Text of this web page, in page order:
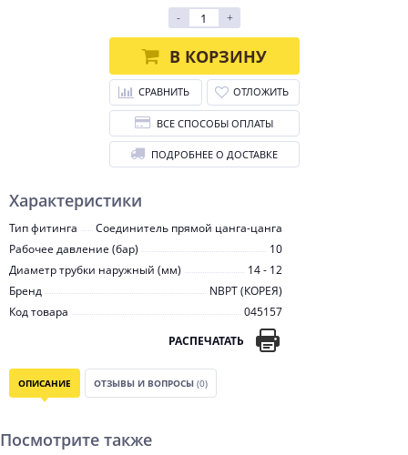
Характеристики
Тип фитинга
Соединитель прямой цанга-цанга
Рабочее давление (бар)
10
Диаметр трубки наружный (мм)
14 - 12
Бренд
NBPT (КОРЕЯ)
Код товара
045157
РАСПЕЧАТАТЬ
-
+
В КОРЗИНУ
СРАВНИТЬ ОТЛОЖИТЬ
ВСЕ СПОСОБЫ ОПЛАТЫ
ПОДРОБНЕЕ О ДОСТАВКЕ
ОПИСАНИЕ ОТЗЫВЫ И ВОПРОСЫ (0)
Посмотрите также